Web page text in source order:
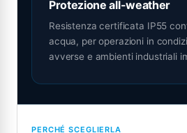
Protezione all-weather
Resistenza certificata IP55
acqua, per operazioni in
avverse e ambienti industriali
PERCHÉ SCEGLIERLA